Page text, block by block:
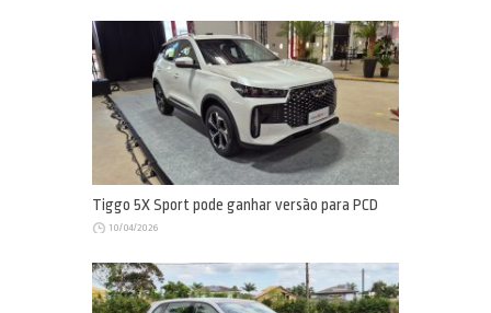
Tiggo 5X Sport pode ganhar versão para PCD
10/04/2026